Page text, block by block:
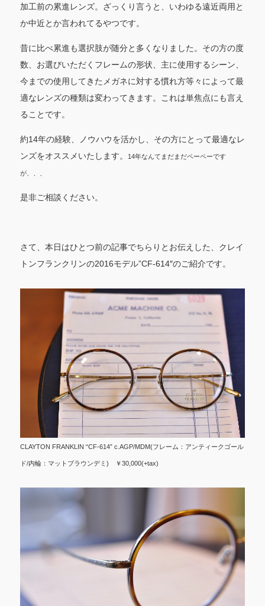
加工前の累進レンズ。ざっくり言うと、いわゆる遠近両用と
か中近とか言われてるやつです。
昔に比べ累進も選択肢が随分と多くなりました。その方の度
数、お選びいただくフレームの形状、主に使用するシーン、
今までの使用してきたメガネに対する慣れ方等々によって最
適なレンズの種類は変わってきます。これは単焦点にも言え
ることです。
約14年の経験、ノウハウを活かし、その方にとって最適なレ
ンズをオススメいたします。
14年なんてまだまだペーペーです
が、、、
是非ご相談ください。
さて、本日はひとつ前の記事でちらりとお伝えした、クレイ
トンフランクリンの2016モデル”CF-614″のご紹介です。
CLAYTON FRANKLIN “CF-614” c.AGP/MDM(フレーム：アンティークゴール
ド/内輪：マットブラウンデミ) ￥30,000(+tax)